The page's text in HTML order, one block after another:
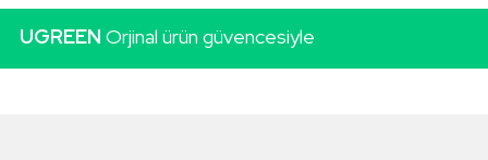
UGREEN Orjinal ürün güvencesiyle